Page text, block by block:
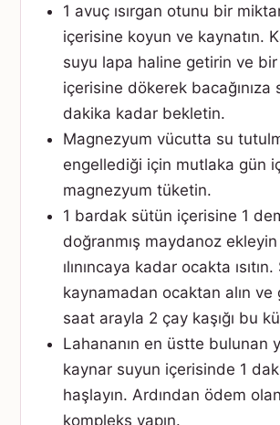
1 avuç ısırgan otunu bir
içerisine koyun ve kaynatın.
suyu lapa haline getirin ve
içerisine dökerek bacağınıza
dakika kadar bekletin.
Magnezyum vücutta su
engellediği için mutlaka gün
magnezyum tüketin.
1 bardak sütün içerisine 1
doğranmış maydanoz
ılınıncaya kadar ocakta
kaynamadan ocaktan alın ve
saat arayla 2 çay kaşığı bu
Lahananın en üstte bulunan
kaynar suyun içerisinde 1
haşlayın. Ardından ödem
kompleks yapın.